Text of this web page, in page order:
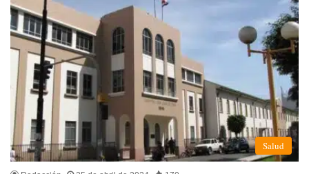
Salud